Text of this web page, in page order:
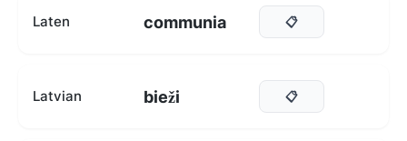
Laten communia 📋
Latvian bieži 📋